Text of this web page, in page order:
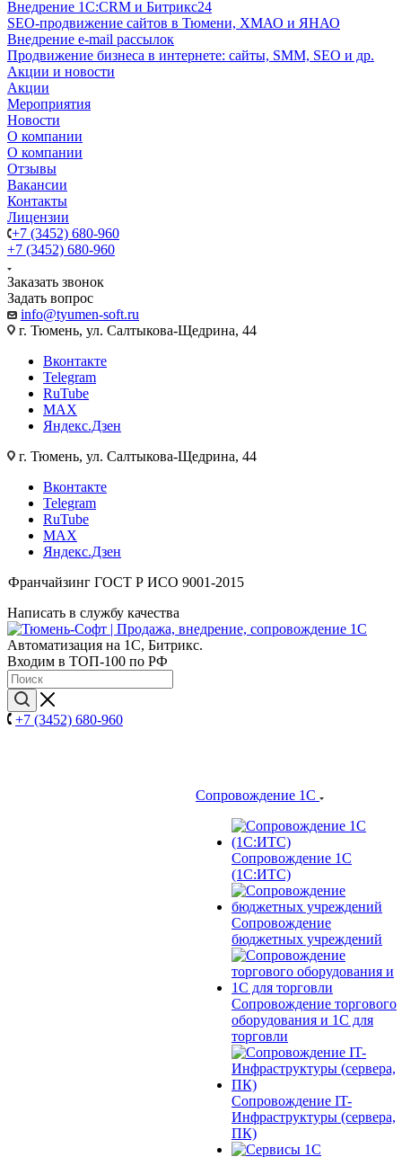
Внедрение 1C:CRM и Битрикс24
SEO-продвижение сайтов в Тюмени, ХМАО и ЯНАО
Внедрение e-mail рассылок
Продвижение бизнеса в интернете: сайты, SMM, SEO и др.
Акции и новости
Акции
Мероприятия
Новости
О компании
О компании
Отзывы
Вакансии
Контакты
Лицензии
+7 (3452) 680-960
+7 (3452) 680-960
Заказать звонок
Задать вопрос
info@tyumen-soft.ru
г. Тюмень, ул. Салтыкова-Щедрина, 44
Вконтакте
Telegram
RuTube
MAX
Яндекс.Дзен
г. Тюмень, ул. Салтыкова-Щедрина, 44
Вконтакте
Telegram
RuTube
MAX
Яндекс.Дзен
Франчайзинг ГОСТ Р ИСО 9001-2015
Написать в службу качества
Автоматизация на 1С, Битрикс.
Входим в ТОП-100 по РФ
+7 (3452) 680-960
Сопровождение 1С
Сопровождение 1С
(1С:ИТС)
Сопровождение
бюджетных учреждений
Сопровождение торгового
оборудования и 1С для
торговли
Сопровождение IT-
Инфраструктуры (сервера,
ПК)